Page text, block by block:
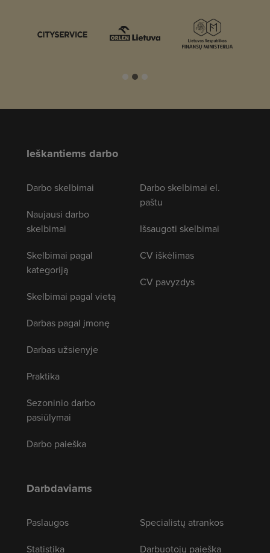
Ieškantiems darbo
Darbo skelbimai
Naujausi darbo
skelbimai
Skelbimai pagal
kategoriją
Skelbimai pagal vietą
Darbas pagal įmonę
Darbas užsienyje
Praktika
Sezoninio darbo
pasiūlymai
Darbo paieška
Darbo skelbimai el.
paštu
Išsaugoti skelbimai
CV iškėlimas
CV pavyzdys
Darbdaviams
Paslaugos
Statistika
Specialistų atrankos
Darbuotojų paieška